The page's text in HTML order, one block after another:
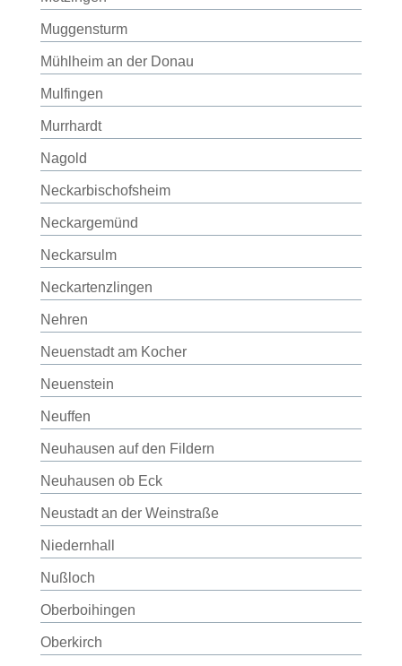
Muggensturm
Mühlheim an der Donau
Mulfingen
Murrhardt
Nagold
Neckarbischofsheim
Neckargemünd
Neckarsulm
Neckartenzlingen
Nehren
Neuenstadt am Kocher
Neuenstein
Neuffen
Neuhausen auf den Fildern
Neuhausen ob Eck
Neustadt an der Weinstraße
Niedernhall
Nußloch
Oberboihingen
Oberkirch